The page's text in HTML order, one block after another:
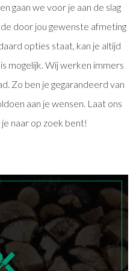
gaan we voor je aan de slag
door jou gewenste afmeting
opties staat, kan je altijd
mogelijk. Wij werken immers
Zo ben je gegarandeerd van
aan je wensen. Laat ons
naar op zoek bent!